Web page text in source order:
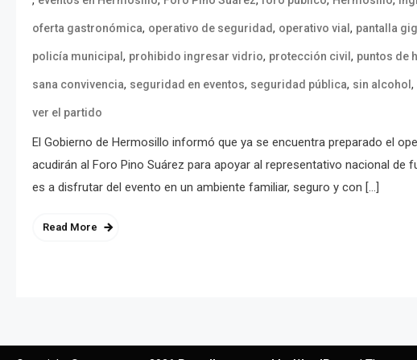
oferta gastronómica, operativo de seguridad, operativo vial, pantalla
policía municipal, prohibido ingresar vidrio, protección civil, puntos de
sana convivencia, seguridad en eventos, seguridad pública, sin alcohol,
ver el partido
El Gobierno de Hermosillo informó que ya se encuentra preparado el
acudirán al Foro Pino Suárez para apoyar al representativo nacional
es a disfrutar del evento en un ambiente familiar, seguro y con […]
Read More